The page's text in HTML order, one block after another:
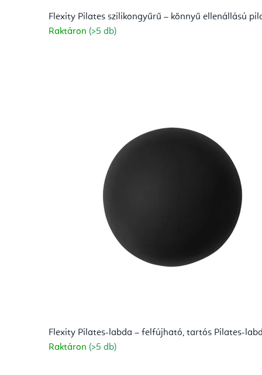
o
p
Flexity Pilates szilikongyűrű – könnyű ellenállású
Raktáron (>5 db)
Flexity Pilates-labda – felfújható, tartós Pilates-
Raktáron (>5 db)